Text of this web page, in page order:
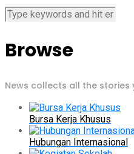
Browse
News collects all the
Bursa Kerja Khusus
Hubungan Internasional